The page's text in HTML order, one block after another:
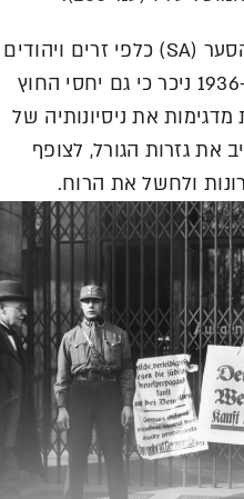
מההמלצות להתנהגות פלוגות הסער (SA) כלפי זרים ויהודים
בעת המשחקים האולימפיים ב-1936 ניכר כי גם יחסי החוץ
את ניסיונותיה של
את גזרות הגורל, לצופף
ולחשל את הרוח.